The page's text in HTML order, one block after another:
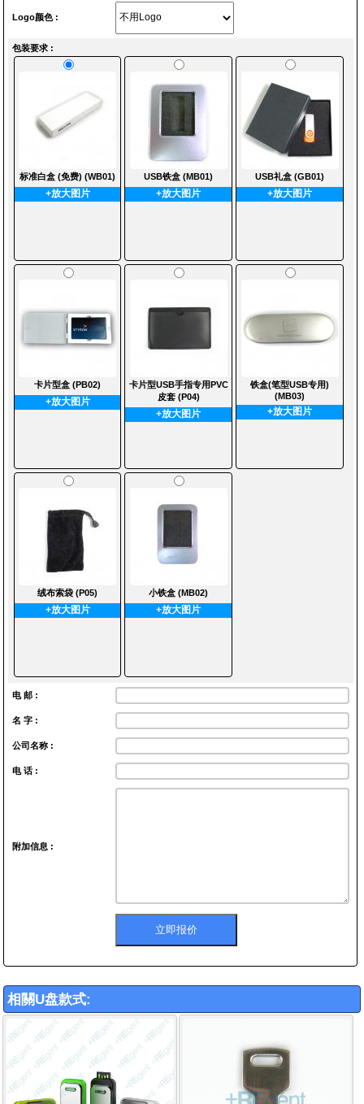
Logo颜色 :
包装要求 :
标准白盒 (免费) (WB01)
+放大图片
USB铁盒 (MB01)
+放大图片
USB礼盒 (GB01)
+放大图片
卡片型盒 (PB02)
+放大图片
卡片型USB手指专用PVC
皮套 (P04)
+放大图片
铁盒(笔型USB专用)
(MB03)
+放大图片
绒布索袋 (P05)
+放大图片
小铁盒 (MB02)
+放大图片
电 邮 :
名 字 :
公司名称 :
电 话 :
附加信息 :
相關U盘款式: